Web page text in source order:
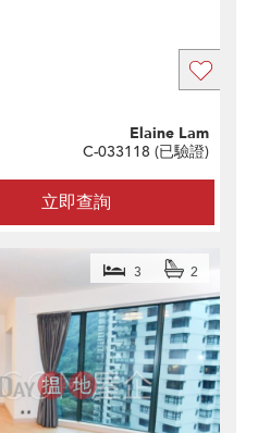
立即查詢
Elaine Lam
C-033118 (已驗證)
3 2